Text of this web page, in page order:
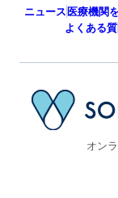
ニュース医療機関
よくある
オン